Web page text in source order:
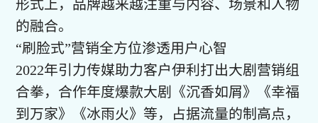
形式上，品牌越来越注重与内容、场景和人物
的融合。
“刷脸式”营销全方位渗透用户心智
2022年引力传媒助力客户伊利打出大剧营销组
合拳，合作年度爆款大剧《沉香如屑》《幸福
到万家》《冰雨火》等，占据流量的制高点，